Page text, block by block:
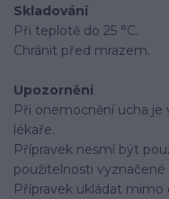
Skladování
Při teplotě do 25 °C.
Chránit před mrazem.
Upozornění
Při onemocnění ucha je
lékaře.
Přípravek nesmí být
použitelnosti vyznačené
Přípravek ukládat mimo